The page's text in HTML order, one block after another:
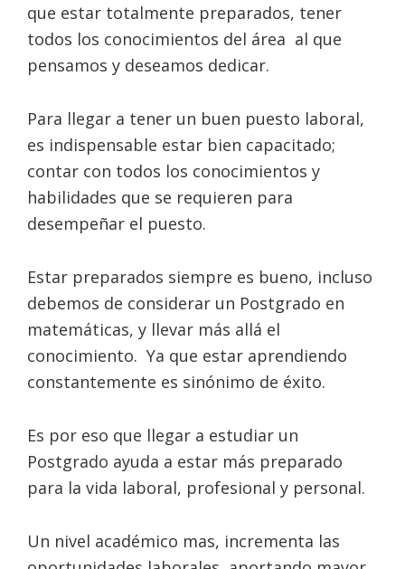
que estar totalmente preparados, tener
todos los conocimientos del área al que
pensamos y deseamos dedicar.
Para llegar a tener un buen puesto laboral,
es indispensable estar bien capacitado;
contar con todos los conocimientos y
habilidades que se requieren para
desempeñar el puesto.
Estar preparados siempre es bueno, incluso
debemos de considerar un Postgrado en
matemáticas, y llevar más allá el
conocimiento. Ya que estar aprendiendo
constantemente es sinónimo de éxito.
Es por eso que llegar a estudiar un
Postgrado ayuda a estar más preparado
para la vida laboral, profesional y personal.
Un nivel académico mas, incrementa las